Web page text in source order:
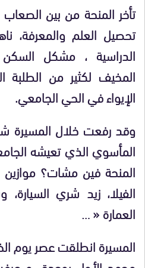
تأخر المنحة من بين
تحصيل العلم والمعرفة،
الدراسية ، مشكل
المخيف لكثير من
الإيواء في الحي الجامعي.
وقد رفعت خلال المسيرة
المأسوي الذي تعيشه
المنحة فين مشات؟
الفيلا، زيد شري
العمارة « …